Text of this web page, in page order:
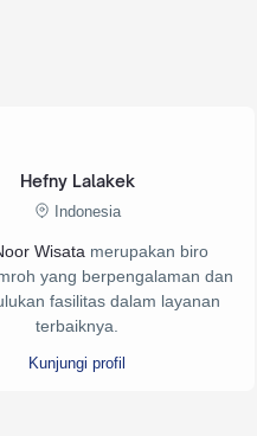
Hefny Lalakek
Indonesia
Wisata merupakan biro
yang berpengalaman dan
fasilitas dalam layanan
terbaiknya.
Kunjungi profil